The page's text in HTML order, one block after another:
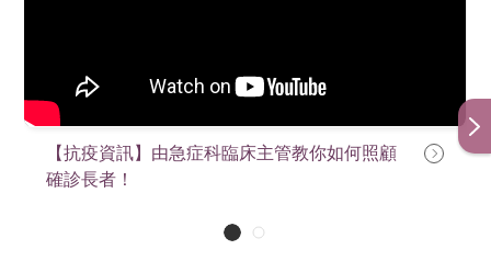
【抗疫資訊】由急症科臨床主管教你如何照顧
確診長者！